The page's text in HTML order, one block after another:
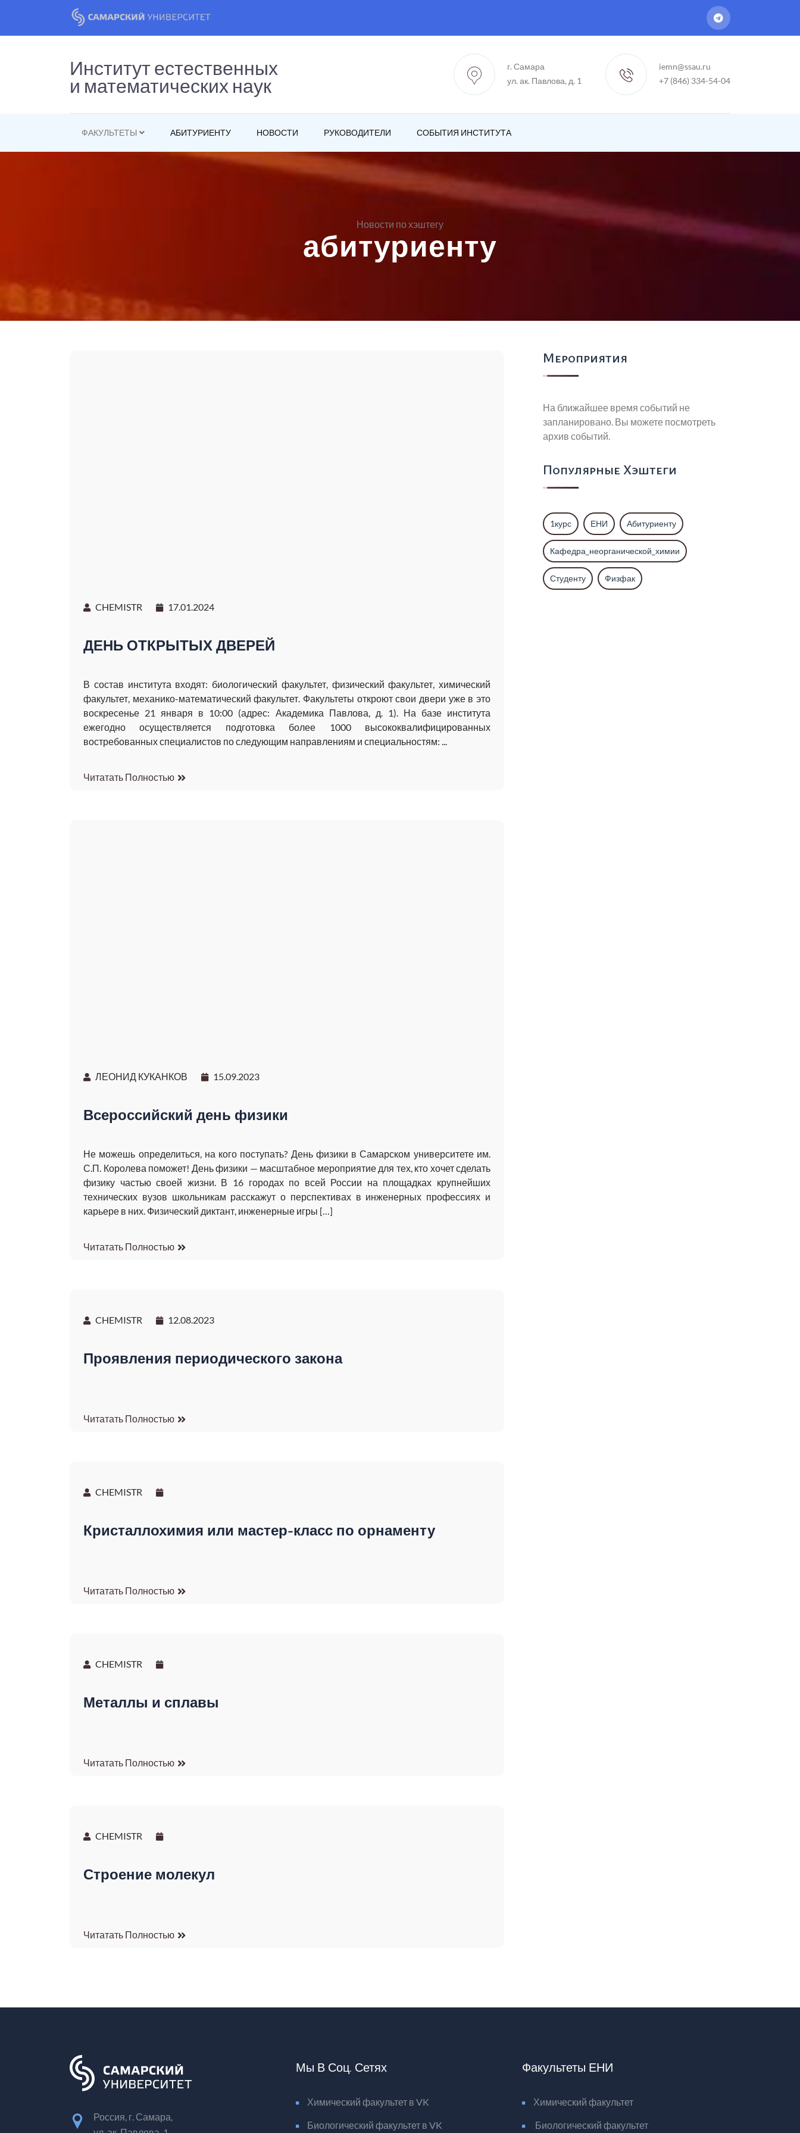
Институт естественных
и математических наук
г. Самара
ул. ак. Павлова, д. 1
iemn@ssau.ru
+7 (846) 334-54-04
ФАКУЛЬТЕТЫ АБИТУРИЕНТУ НОВОСТИ РУКОВОДИТЕЛИ СОБЫТИЯ ИНСТИТУТА
Новости по хэштегу
абитуриенту
CHEMISTR 17.01.2024
ДЕНЬ ОТКРЫТЫХ ДВЕРЕЙ
В состав института входят: биологический факультет, физический факультет, химический
факультет, механико-математический факультет. Факультеты откроют свои двери уже в это
воскресенье 21 января в 10:00 (адрес: Академика Павлова, д. 1). На базе института
ежегодно осуществляется подготовка более 1000 высококвалифицированных
востребованных специалистов по следующим направлениям и специальностям: ...
Читатать Полностью
ЛЕОНИД КУКАНКОВ 15.09.2023
Всероссийский день физики
Не можешь определиться, на кого поступать? День физики в Самарском университете им.
С.П. Королева поможет! День физики — масштабное мероприятие для тех, кто хочет сделать
физику частью своей жизни. В 16 городах по всей России на площадках крупнейших
технических вузов школьникам расскажут о перспективах в инженерных профессиях и
карьере в них. Физический диктант, инженерные игры […]
Читатать Полностью
CHEMISTR 12.08.2023
Проявления периодического закона
Читатать Полностью
CHEMISTR
Кристаллохимия или мастер-класс по орнаменту
Читатать Полностью
CHEMISTR
Металлы и сплавы
Читатать Полностью
CHEMISTR
Строение молекул
Читатать Полностью
Мероприятия
На ближайшее время событий не
запланировано. Вы можете посмотреть
архив событий.
Популярные Хэштеги
1курс ЕНИ Абитуриенту
Кафедра_неорганической_химии
Студенту Физфак
Россия, г. Самара,
Мы В Соц. Сетях
Химический факультет в VK
Биологический факультет в VK
Факультеты ЕНИ
Химический факультет
Биологический факультет